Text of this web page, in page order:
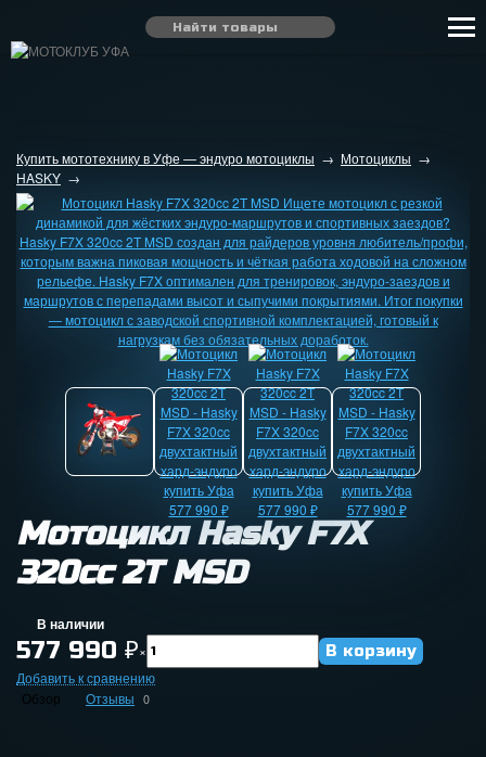
Купить мототехнику в Уфе — эндуро мотоциклы → Мотоциклы →
HASKY →
Мотоцикл Hasky F7X
320cc 2T MSD
В наличии
577 990 ₽×
Добавить к сравнению
Обзор
Отзывы 0